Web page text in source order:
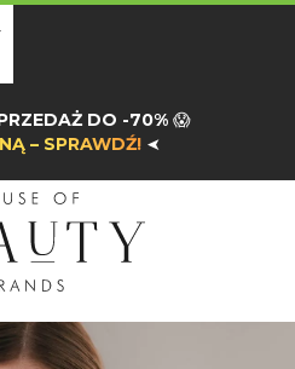
DO -70% 😱
– SPRAWDŹ! ➤